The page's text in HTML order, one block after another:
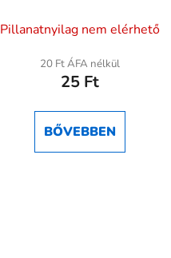
Pillanatnyilag nem elérhető
20 Ft ÁFA nélkül
25 Ft
BŐVEBBEN